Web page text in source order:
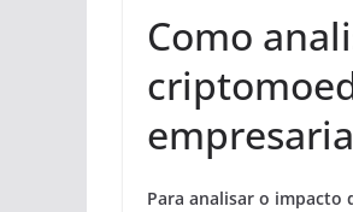
Como
Para analisar o impacto